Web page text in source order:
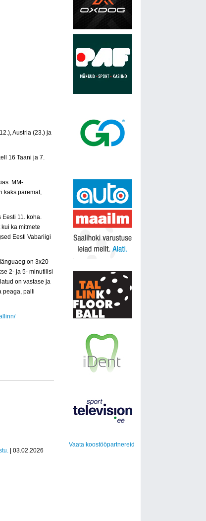
Austria (23.) ja
16 Taani ja 7.
MM-
kaks paremat,
11. koha.
ka mitmete
Eesti Vabariigi
on 3x20
2- ja 5- minutilisi
on vastase ja
peaga, palli
| 03.02.2026
Vaata koostööpartnereid